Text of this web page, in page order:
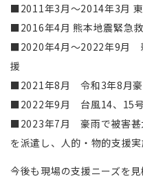
■2011年3月～2014年3月
■2016年4月 熊本地震緊急
■2020年4月～2022年9月
援
■2021年8月 令和3年8月豪
■2022年9月 台風14、15
■2023年7月 豪雨で被害甚
を派遣し、人的・物的支援
今後も現場の支援ニーズを